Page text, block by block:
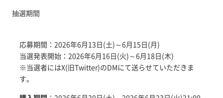
抽選期間
応募期間：2026年6月13日(土)～6月15日(月)
当選発表開始：2026年6月16日(火)～6月18日(木)
※当選者にはX(旧Twitter)のDMにて送らせていただきま
す。